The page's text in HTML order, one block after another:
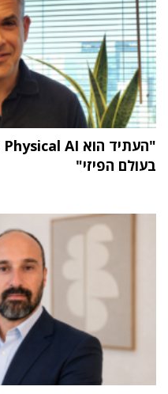
בעולם הפיזי"